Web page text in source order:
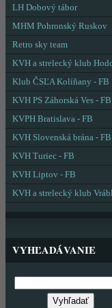
LH Dobový tábor
MHM Pohronský Ruskov
Retro sky team
KVH a strelecký klub
Klub ČSĽA Kolíňany - FB
KVH PS Záhorská Ves - FB
KVPH Bratislava - FB
KVH Slovenská brána - FB
KVH Turiec - FB
KVH Liptov - FB
KVH a strelecký klub
VYHĽADÁVANIE